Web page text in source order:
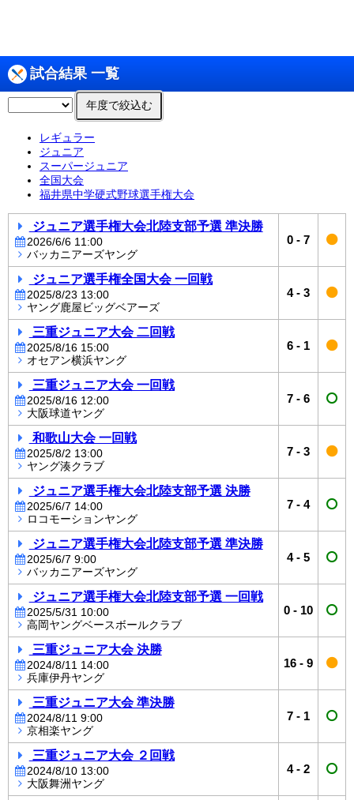
試合結果 一覧
年度で絞込む
レギュラー
ジュニア
スーパージュニア
全国大会
福井県中学硬式野球選手権大会
ジュニア選手権大会北陸支部予選 準決勝
2026/6/6 11:00
バッカニアーズヤング
0 - 7
ジュニア選手権全国大会 一回戦
2025/8/23 13:00
ヤング鹿屋ビッグベアーズ
4- 3
三重ジュニア大会 二回戦
2025/8/16 15:00
オセアン横浜ヤング
6 - 1
三重ジュニア大会 一回戦
2025/8/16 12:00
大阪球道ヤング
7 - 6
和歌山大会 一回戦
2025/8/2 13:00
ヤング湊クラブ
7 - 3
ジュニア選手権大会北陸支部予選 決勝
2025/6/7 14:00
ロコモーションヤング
7 - 4
ジュニア選手権大会北陸支部予選 準決勝
2025/6/7 9:00
バッカニアーズヤング
4- 5
ジュニア選手権大会北陸支部予選 一回戦
2025/5/31 10:00
高岡ヤングベースボールクラブ
0 - 10
三重ジュニア大会 決勝
2024/8/11 14:00
兵庫伊丹ヤング
16 - 9
三重ジュニア大会 準決勝
2024/8/11 9:00
京相楽ヤング
7 - 1
三重ジュニア大会 ２回戦
2024/8/10 13:00
大阪舞洲ヤング
4- 2